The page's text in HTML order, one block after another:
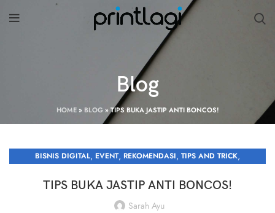
Blog
HOME» BLOG»TIPS BUKA JASTIP ANTI BONCOS!
BISNIS DIGITAL, EVENT, REKOMENDASI, TIPS AND TRICK,
TIPS BUKA JASTIP ANTI BONCOS!
Sarah Ayu